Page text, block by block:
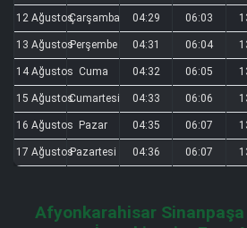
12 AğustosÇarşamba 04:29 06:03
13 AğustosPerşembe 04:31 06:04
14 Ağustos Cuma 04:32 06:05
15 AğustosCumartesi 04:33 06:06
16 Ağustos Pazar 04:35 06:07
17 AğustosPazartesi 04:36 06:07
Afyonkarahisar